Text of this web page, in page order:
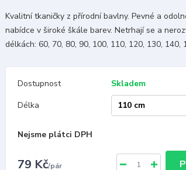
Kvalitní tkaničky z přírodní bavlny. Pevné a
nabídce v široké škále barev. Netrhají se a
délkách: 60, 70, 80, 90, 100, 110, 120, 130, 140,
Dostupnost
Skladem
Délka
Nejsme plátci DPH
79 Kč/pár